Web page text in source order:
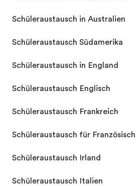
Schüleraustausch in Australien
Schüleraustausch Südamerika
Schüleraustausch in England
Schüleraustausch Englisch
Schüleraustausch Frankreich
Schüleraustausch für Französisch
Schüleraustausch Irland
Schüleraustausch Italien